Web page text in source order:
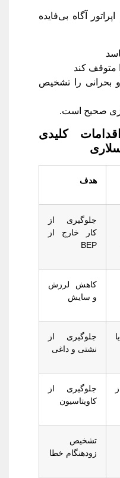
آگاه بی‌فایده
متوقف کند
بحرانی را تشخیص
صحیح است.
کلیدی
هدف
جلوگیری از
کار خارج از
BEP
کاهش لرزش
و سایش
جلوگیری از
نشتی و داغی
جلوگیری از
کاویتاسیون
تشخیص
زودهنگام خطا